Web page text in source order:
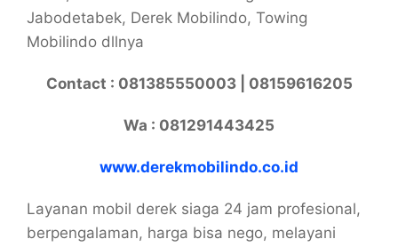
Jabodetabek, Derek Mobilindo, Towing
Mobilindo dllnya
Contact : 081385550003 | 08159616205
Wa : 081291443425
www.derekmobilindo.co.id
Layanan mobil derek siaga 24 jam profesional,
berpengalaman, harga bisa nego, melayani